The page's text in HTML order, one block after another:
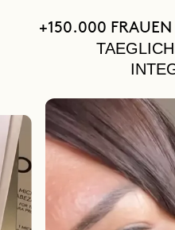
+150.000 FRAUEN